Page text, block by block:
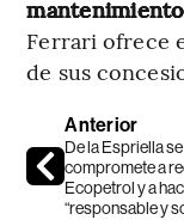
Ferrari ofrece
de sus
Anterior
De la Espriella se
compromete a
Ecopetrol y a
“responsable y